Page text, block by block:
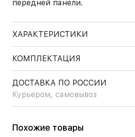
передней панели.
ХАРАКТЕРИСТИКИ
КОМПЛЕКТАЦИЯ
ДОСТАВКА ПО РОССИИ
Курьером, самовывоз
Похожие товары